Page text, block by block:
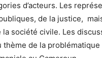
d’acteurs. Les
de la justice,
la société civile. Les
thème de la